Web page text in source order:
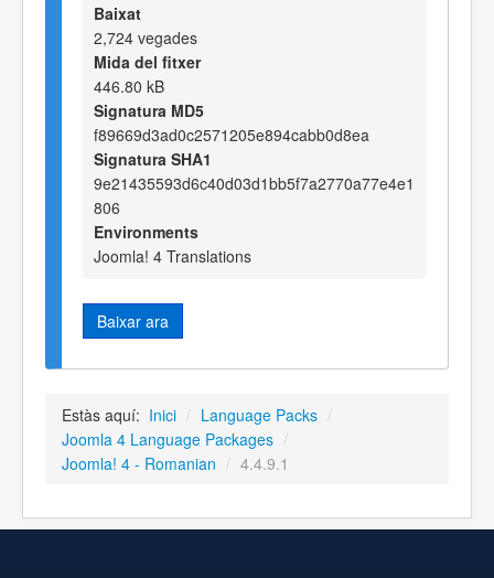
Baixat
2,724 vegades
Mida del fitxer
446.80 kB
Signatura MD5
f89669d3ad0c2571205e894cabb0d8ea
Signatura SHA1
9e21435593d6c40d03d1bb5f7a2770a77e4e1
806
Environments
Joomla! 4 Translations
Baixar ara
Estàs aquí: Inici / Language Packs /
Joomla 4 Language Packages /
Joomla! 4 - Romanian / 4.4.9.1